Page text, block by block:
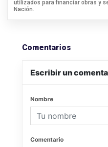
utilizados para financiar obras y
Nación.
Comentarios
Escribir un
Nombre
Comentario